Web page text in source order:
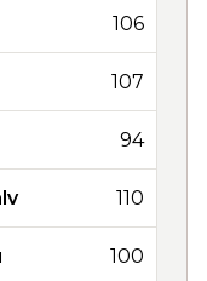
106
107
94
110
100